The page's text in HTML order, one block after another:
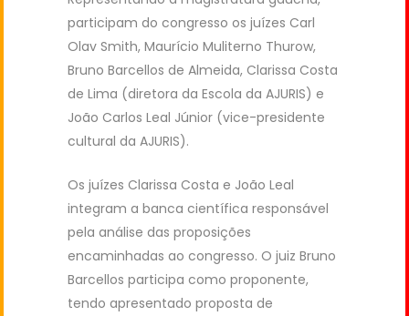
participam do congresso os juízes Carl
Olav Smith, Maurício Muliterno Thurow,
Bruno Barcellos de Almeida, Clarissa Costa
de Lima (diretora da Escola da AJURIS) e
João Carlos Leal Júnior (vice-presidente
cultural da AJURIS).
Os juízes Clarissa Costa e João Leal
integram a banca científica responsável
pela análise das proposições
encaminhadas ao congresso. O juiz Bruno
Barcellos participa como proponente,
tendo apresentado proposta de